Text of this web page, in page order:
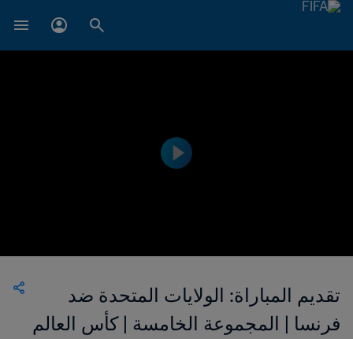
تقديم المباراة: الولايات المتحدة ضد
فرنسا | المجموعة الخامسة | كأس العالم